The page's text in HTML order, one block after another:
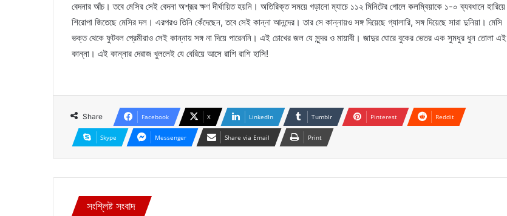
বেদনার আঁচ। তবে মেসির সেই বেদনা অশ্রূর ক্ষণ দীর্ঘায়িত হয়নি। অতিরিক্ত সময়ে গড়ানো ম্যাচে ১১২ মিনিটের গোলে কলম্বিয়াকে ১-০ ব্যবধানে হারিয়ে
শিরোপা জিতেছে মেসির দল। এরপরও তিনি কেঁদেছেন, তবে সেই কান্না আনন্দের। তার সে কান্নায়ও সঙ্গ দিয়েছে গ্যালারি, সঙ্গ দিয়েছে সারা দুনিয়া। মেসি
ভক্ত থেকে ফুটবল প্রেমীরাও সেই কান্নায় সঙ্গ না দিয়ে পারেননি। এই চোখের জল যে সুন্দর ও মায়াবী। জাদুর ঘোরে বুকের ভেতর এক সুমধুর ধুন তোলা এই
কান্না। এই কান্নার দেরাজ খুললেই যে বেরিয়ে আসে রাশি রাশি হাসি!
Share Facebook X LinkedIn Tumblr Pinterest Reddit
Skype Messenger Share via Email Print
সংশ্লিষ্ট সংবাদ